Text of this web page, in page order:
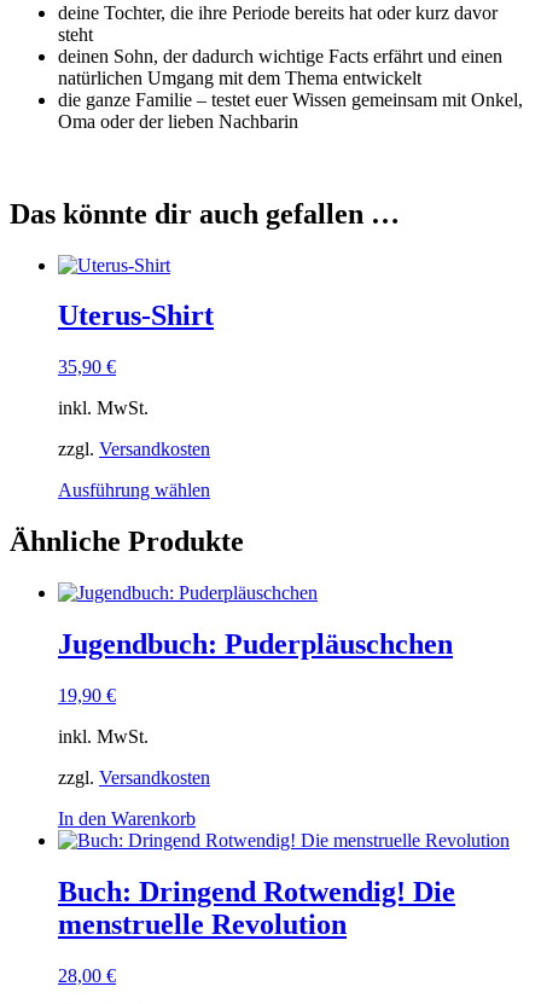
deine Tochter, die ihre Periode bereits hat oder kurz davor
steht
deinen Sohn, der dadurch wichtige Facts erfährt und einen
natürlichen Umgang mit dem Thema entwickelt
die ganze Familie – testet euer Wissen gemeinsam mit Onkel,
Oma oder der lieben Nachbarin
Das könnte dir auch gefallen …
Uterus-Shirt
35,90 €
inkl. MwSt.
zzgl. Versandkosten
Ausführung wählen
weist
mehrere
auf.
Optionen
können
Ähnliche Produkte
Jugendbuch: Puderpläuschchen
19,90 €
inkl. MwSt.
zzgl. Versandkosten
In den Warenkorb
Buch: Dringend Rotwendig! Die
menstruelle Revolution
28,00 €